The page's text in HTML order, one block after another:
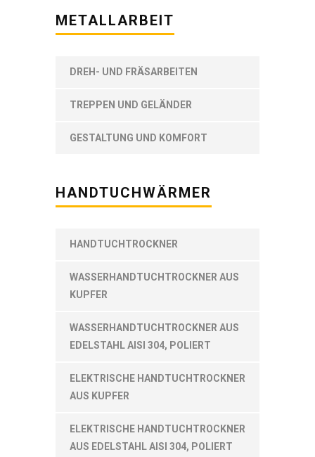
METALLARBEIT
DREH- UND FRÄSARBEITEN
TREPPEN UND GELÄNDER
GESTALTUNG UND KOMFORT
HANDTUCHWÄRMER
HANDTUCHTROCKNER
WASSERHANDTUCHTROCKNER AUS
KUPFER
WASSERHANDTUCHTROCKNER AUS
EDELSTAHL AISI 304, POLIERT
ELEKTRISCHE HANDTUCHTROCKNER
AUS KUPFER
ELEKTRISCHE HANDTUCHTROCKNER
AUS EDELSTAHL AISI 304, POLIERT